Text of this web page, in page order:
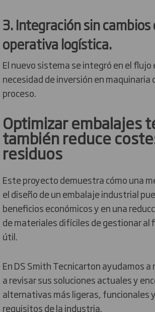
3. Integración sin cambios
operativa logística.
El nuevo sistema se integró en el
necesidad de inversión en maquinaria
proceso.
Optimizar embalajes
también reduce
residuos
Este proyecto demuestra cómo una
el diseño de un embalaje industrial
beneficios económicos y en una
de materiales difíciles de gestionar al
útil.
En DS Smith Tecnicarton ayudamos
a revisar sus soluciones actuales y
alternativas más ligeras, funcionales
requisitos de la industria.